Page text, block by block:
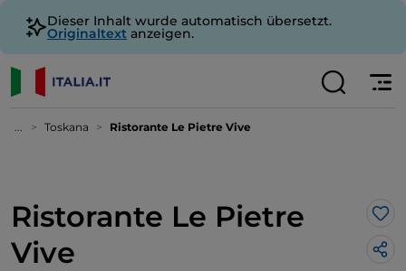
Dieser Inhalt wurde automatisch übersetzt.
Originaltext anzeigen.
... Toskana Ristorante Le Pietre Vive
Ristorante Le Pietre
Vive